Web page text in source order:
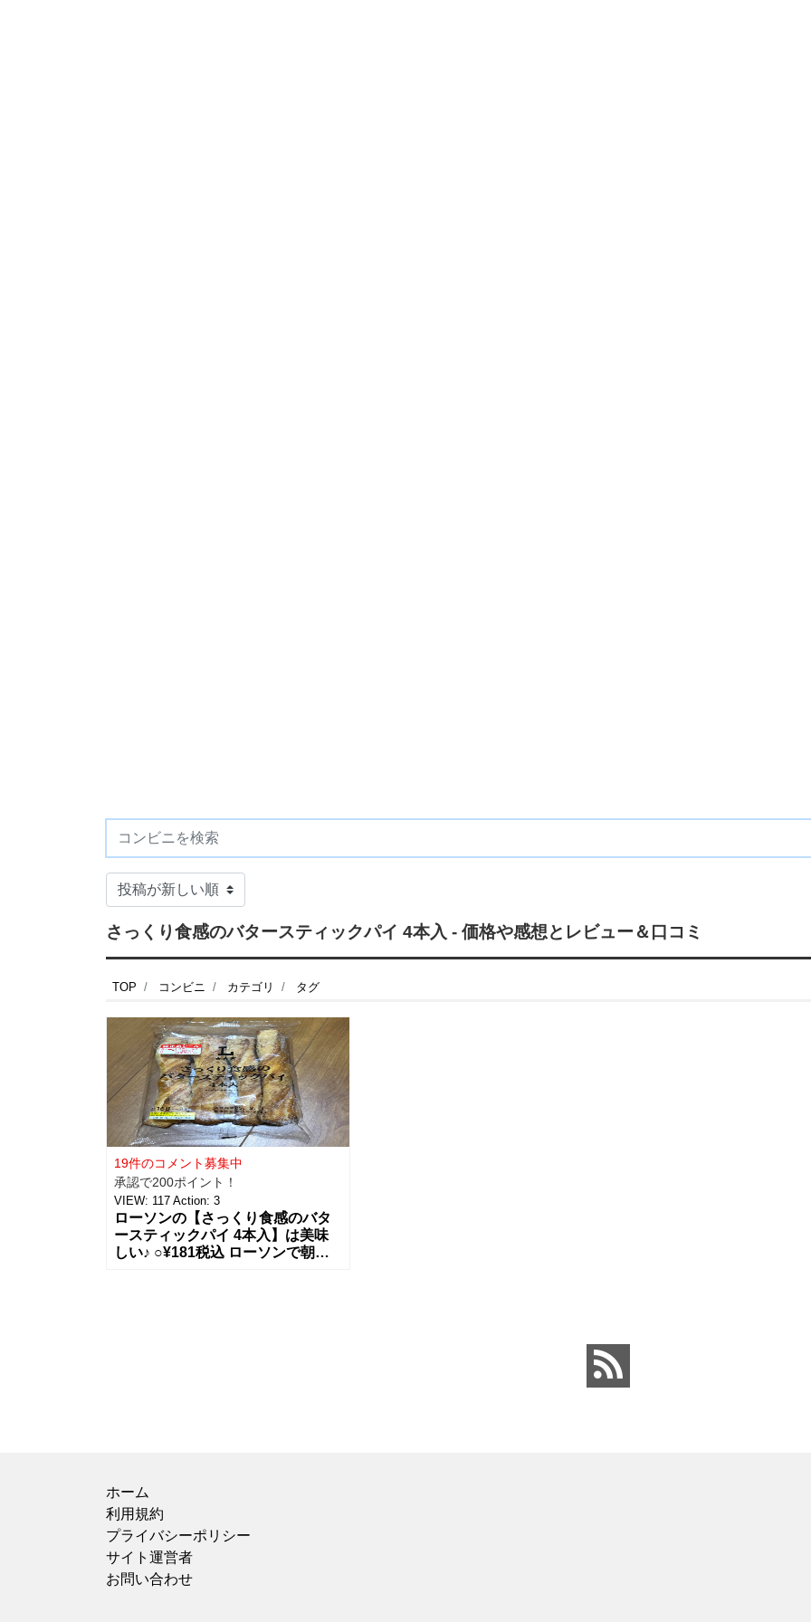
さっくり食感のバタースティックパイ 4本入 - 価格や感想とレビュー＆口コミ
TOP コンビニ カテゴリ タグ
19件のコメント募集中
承認で200ポイント！
VIEW: 117 Action: 3
ローソンの【さっくり食感のバタ
ースティックパイ 4本入】は美味
しい♪ ○¥181税込 ローソンで朝食
ホーム
利用規約
プライバシーポリシー
サイト運営者
お問い合わせ